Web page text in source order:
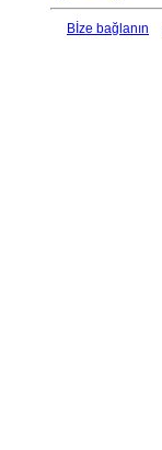
Bİze bağlanın